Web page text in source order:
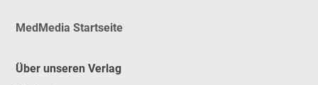
MedMedia Startseite
Über unseren Verlag